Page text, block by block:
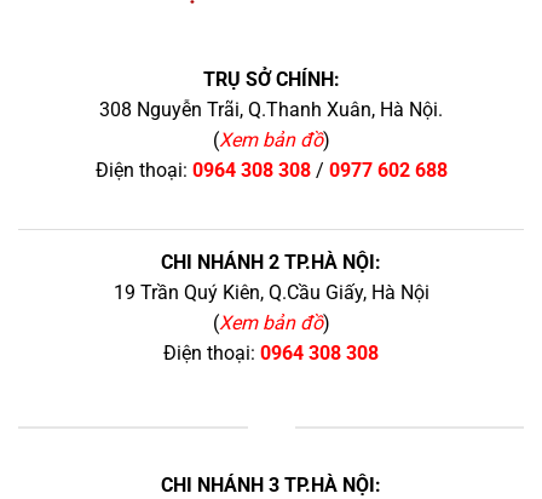
TRỤ SỞ CHÍNH:
308 Nguyễn Trãi, Q.Thanh Xuân, Hà Nội.
(Xem bản đồ)
Điện thoại: 0964 308 308/ 0977 602 688
CHI NHÁNH 2 TP.HÀ NỘI:
19 Trần Quý Kiên, Q.Cầu Giấy, Hà Nội
(Xem bản đồ)
Điện thoại: 0964 308 308
CHI NHÁNH 3 TP.HÀ NỘI: